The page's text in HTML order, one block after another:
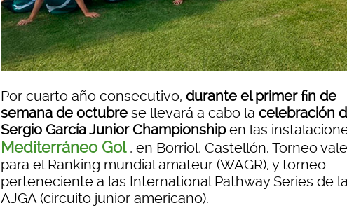
Por cuarto año consecutivo, durante el primer fin de
semana de octubre se llevará a cabo la celebración
Sergio García Junior Championshipen las
Mediterráneo Gol , en Borriol, Castellón. Torneo
para el Ranking mundial amateur (WAGR), y torneo
perteneciente a las International Pathway Series de
AJGA (circuito junior americano).